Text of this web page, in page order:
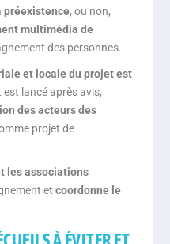
préexistence, ou non,
multimédia de
des personnes.
et locale du projet est
est lancé après avis,
des acteurs des
projet de
les associations
etcoordonne le